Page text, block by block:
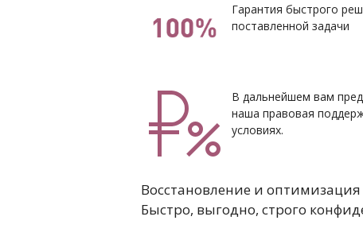
Гарантия быстрого
поставленной задачи
В дальнейшем вам
наша правовая
условиях.
Восстановление и
Быстро, выгодно, строго